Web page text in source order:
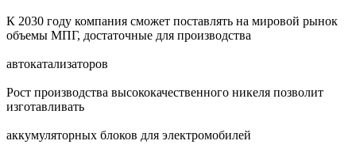
К 2030 году компания сможет поставлять на мировой рынок
объемы МПГ, достаточные для производства
автокатализаторов
Рост производства высококачественного никеля позволит
изготавливать
аккумуляторных блоков для электромобилей